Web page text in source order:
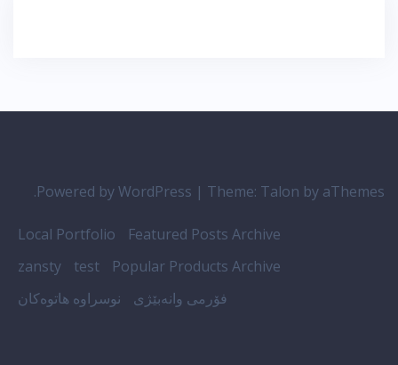
Powered by WordPress | Theme: Talon by aThemes.
Featured Posts Archive
Local Portfolio
Popular Products Archive
test
zansty
فۆرمی وانەبێژی
نوسراوە هاتوەکان